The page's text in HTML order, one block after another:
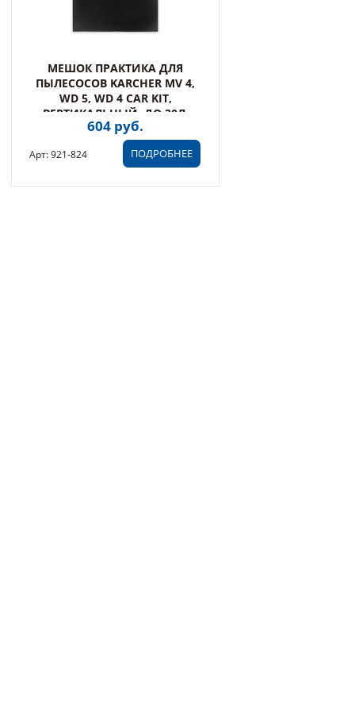
МЕШОК ПРАКТИКА ДЛЯ
ПЫЛЕСОСОВ KARCHER MV 4,
WD 5, WD 4 CAR KIT,
ВЕРТИКАЛЬНЫЙ, ДО 30Л,
МНОГОРАЗОВЫЙ,
СИНТЕТИКА., 1ШТ.
604 руб.
ПОДРОБНЕЕ
Арт: 921-824